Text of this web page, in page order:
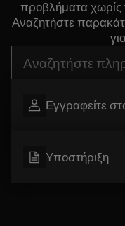
προβλήματα χωρίς
Αναζητήστε
Εγγραφείτε
Υποστήριξη